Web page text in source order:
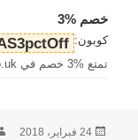
خصم %3
كوبون:
تمتع %3 خصم في Aulola.co.uk.
نُشرت
24 فبراير، 2018